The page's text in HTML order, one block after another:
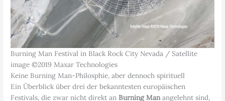
Burning Man Festival in Black Rock City Nevada / Satellite
image ©2019 Maxar Technologies
Keine Burning Man-Philosphie, aber dennoch spirituell
Ein Überblick über drei der bekanntesten europäischen
Festivals, die zwar nicht direkt anBurning Manangelehnt sind,